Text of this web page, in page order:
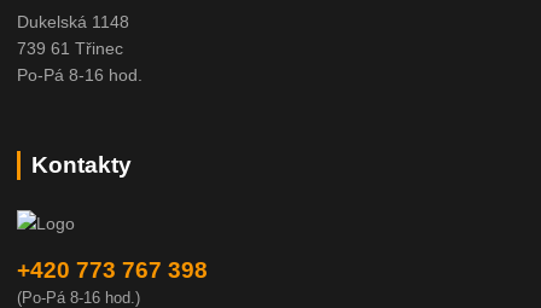
Dukelská 1148
739 61 Třinec
Po-Pá 8-16 hod.
Kontakty
+420 773 767 398
(Po-Pá 8-16 hod.)